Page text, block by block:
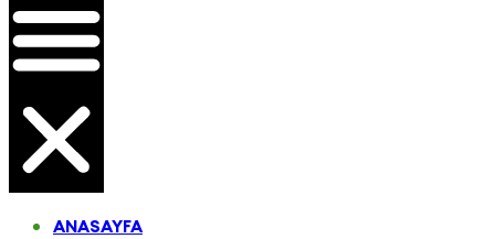
ANASAYFA